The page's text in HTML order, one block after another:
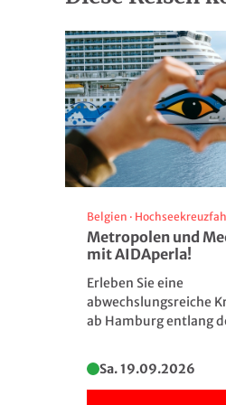
Panoramablick über
Quelle: Naturhotel
Schabs
Quelle: Naturhotel
Belgien ·
Metropolen und
mit AIDAperla!
Erleben Sie eine
abwechslungsreiche
ab Hamburg entlang
Sa. 19.09.2026